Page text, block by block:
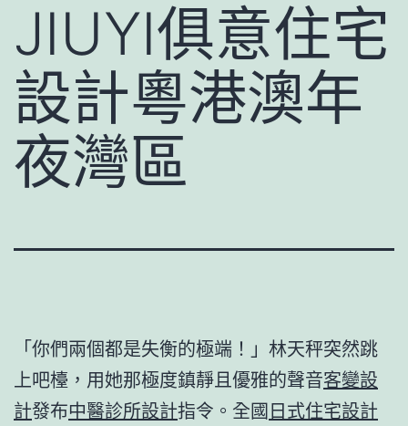
JIUYI俱意住宅
設計粵港澳年
夜灣區
「你們兩個都是失衡的極端！」林天秤突然跳
上吧檯，用她那極度鎮靜且優雅的聲音客變設
計發布中醫診所設計指令。全國日式住宅設計